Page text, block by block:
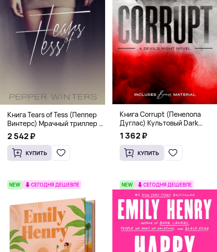
Книга Tears of Tess (Пеппер
Винтерс) Мрачный триллер о
выживании и страсти (18+)
2 542 ₽
КУПИТЬ
Книга Corrupt (Пенелопа
Дуглас) Культовый Dark
Romance бестселлер (18+)
1 362 ₽
КУПИТЬ
NEW СЕГОДНЯ ДЕШЕВЛЕ NEW СЕГОДНЯ ДЕШЕВЛЕ